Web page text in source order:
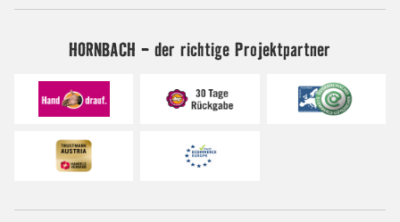
HORNBACH - der richtige Projektpartner